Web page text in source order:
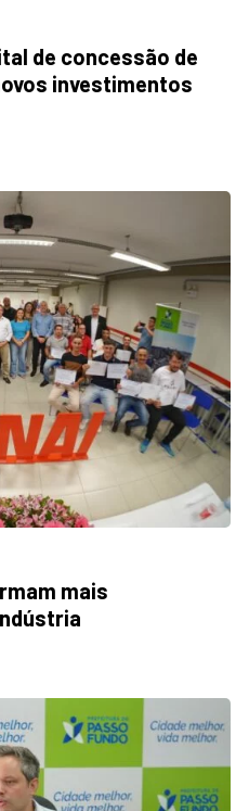
de concessão de
investimentos
mais